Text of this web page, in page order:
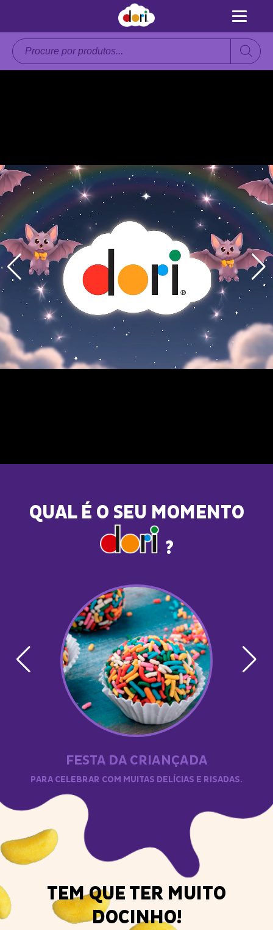
Pesquisar
produtos
QUAL É O SEU MOMENTO
?
FESTA DA CRIANÇADA
PARA CELEBRAR COM MUITAS DELÍCIAS E RISADAS.
TEM QUE TER MUITO
DOCINHO!